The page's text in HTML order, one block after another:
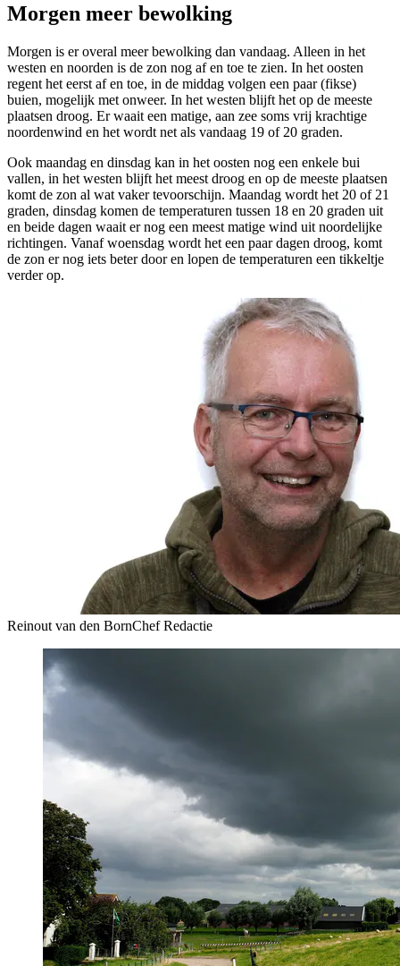
Morgen meer bewolking
Morgen is er overal meer bewolking dan vandaag. Alleen in het
westen en noorden is de zon nog af en toe te zien. In het oosten
regent het eerst af en toe, in de middag volgen een paar (fikse)
buien, mogelijk met onweer. In het westen blijft het op de meeste
plaatsen droog. Er waait een matige, aan zee soms vrij krachtige
noordenwind en het wordt net als vandaag 19 of 20 graden.
Ook maandag en dinsdag kan in het oosten nog een enkele bui
vallen, in het westen blijft het meest droog en op de meeste plaatsen
komt de zon al wat vaker tevoorschijn. Maandag wordt het 20 of 21
graden, dinsdag komen de temperaturen tussen 18 en 20 graden uit
en beide dagen waait er nog een meest matige wind uit noordelijke
richtingen. Vanaf woensdag wordt het een paar dagen droog, komt
de zon er nog iets beter door en lopen de temperaturen een tikkeltje
verder op.
Reinout van den BornChef Redactie